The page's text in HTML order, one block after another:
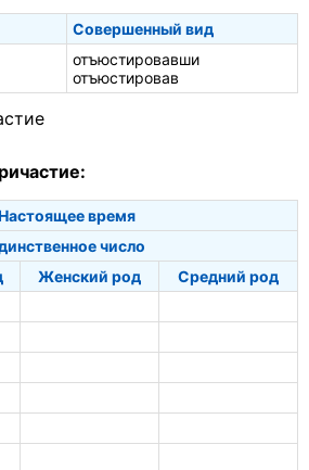
Совершенный вид
отъюстировавши
отъюстировав
время
число
Женский род
Средний род